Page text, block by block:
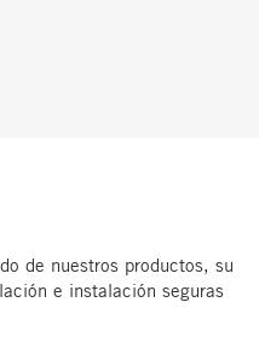
de nuestros productos, su
e instalación seguras